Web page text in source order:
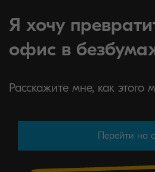
Я хочу
офис в
Расскажите мне, как этого
Перейти на